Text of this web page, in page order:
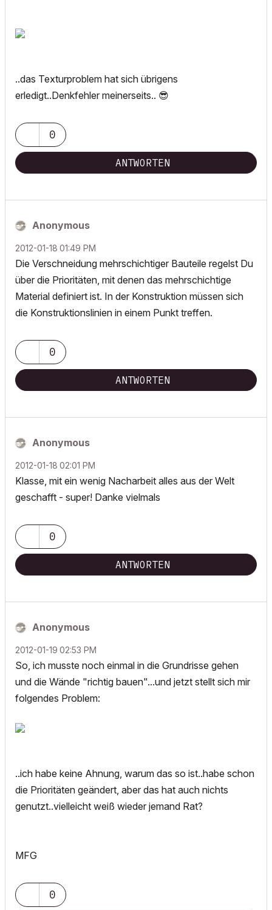
..das Texturproblem hat sich übrigens
erledigt..Denkfehler meinerseits.. 😎
0
ANTWORTEN
Anonymous
‎2012-01-18 01:49 PM
Die Verschneidung mehrschichtiger Bauteile regelst Du
über die Prioritäten, mit denen das mehrschichtige
Material definiert ist. In der Konstruktion müssen sich
die Konstruktionslinien in einem Punkt treffen.
0
ANTWORTEN
Anonymous
‎2012-01-18 02:01 PM
Klasse, mit ein wenig Nacharbeit alles aus der Welt
geschafft - super! Danke vielmals
0
ANTWORTEN
Anonymous
‎2012-01-19 02:53 PM
So, ich musste noch einmal in die Grundrisse gehen
und die Wände "richtig bauen"...und jetzt stellt sich mir
folgendes Problem:
..ich habe keine Ahnung, warum das so ist..habe schon
die Prioritäten geändert, aber das hat auch nichts
genutzt..vielleicht weiß wieder jemand Rat?
MFG
0